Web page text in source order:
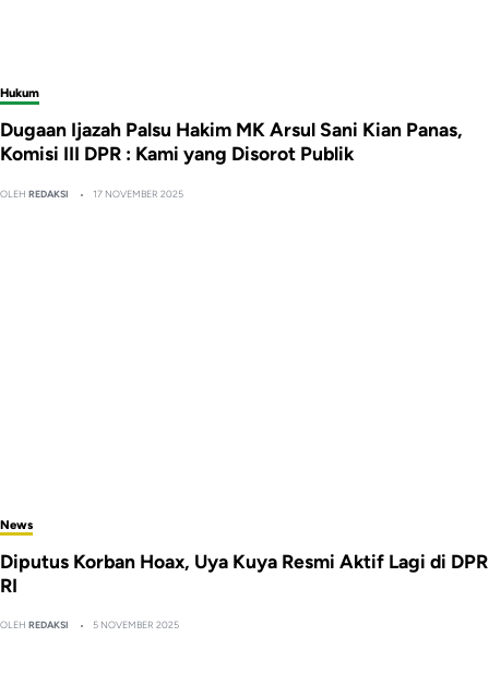
Hukum
Dugaan Ijazah Palsu Hakim MK Arsul Sani Kian Panas,
Komisi III DPR : Kami yang Disorot Publik
OLEHREDAKSI 17 NOVEMBER 2025
News
Diputus Korban Hoax, Uya Kuya Resmi Aktif Lagi di DPR
RI
OLEHREDAKSI 5 NOVEMBER 2025